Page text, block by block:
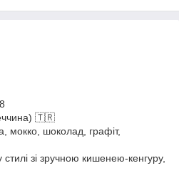
🇹🇷
мокко, шоколад, графіт,
зі зручною кишенею-кенгуру,